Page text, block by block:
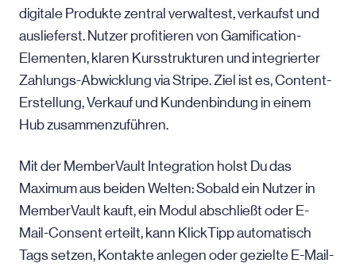
digitale Produkte zentral verwaltest, verkaufst und
auslieferst. Nutzer profitieren von Gamification-
Elementen, klaren Kursstrukturen und integrierter
Zahlungs-Abwicklung via Stripe. Ziel ist es, Content-
Erstellung, Verkauf und Kundenbindung in einem
Hub zusammenzuführen.
Mit der MemberVault Integration holst Du das
Maximum aus beiden Welten: Sobald ein Nutzer in
MemberVault kauft, ein Modul abschließt oder E-
Mail-Consent erteilt, kann KlickTipp automatisch
Tags setzen, Kontakte anlegen oder gezielte E-Mail-